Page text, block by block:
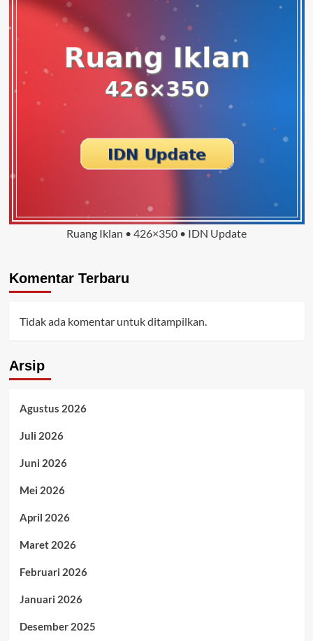
Ruang Iklan • 426×350 • IDN Update
Komentar Terbaru
Tidak ada komentar untuk ditampilkan.
Arsip
Agustus 2026
Juli 2026
Juni 2026
Mei 2026
April 2026
Maret 2026
Februari 2026
Januari 2026
Desember 2025